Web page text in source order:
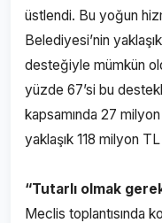
üstlendi. Bu yoğun
Belediyesi’nin
desteğiyle mümkün
yüzde 67’si bu
kapsamında 27
yaklaşık 118 milyon
“Tutarlı olmak
Meclis toplantısında